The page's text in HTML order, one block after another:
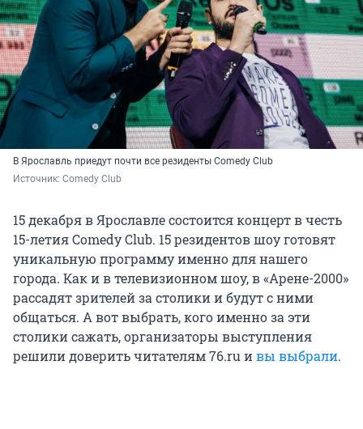
В Ярославль приедут почти все резиденты Comedy Club
Источник: Comedy Club
15 декабря в Ярославле состоится концерт в честь
15-летия Comedy Club. 15 резидентов шоу готовят
уникальную программу именно для нашего
города. Как и в телевизионном шоу, в «Арене-2000»
рассадят зрителей за столики и будут с ними
общаться. А вот выбрать, кого именно за эти
столики сажать, организаторы выступления
решили доверить читателям 76.ru ивы выбрали.